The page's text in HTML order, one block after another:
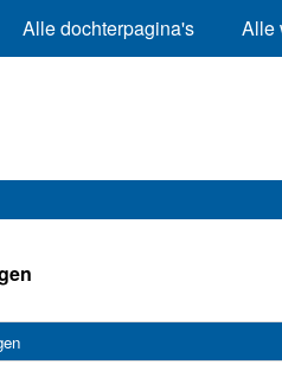
Alle dochterpagina's Alle